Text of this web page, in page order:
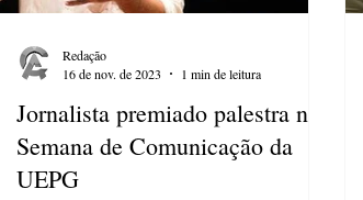
Jornalista premiado palestra na
Semana de Comunicação da
UEPG
Redação
16 de nov. de 2023
1 min de leitura